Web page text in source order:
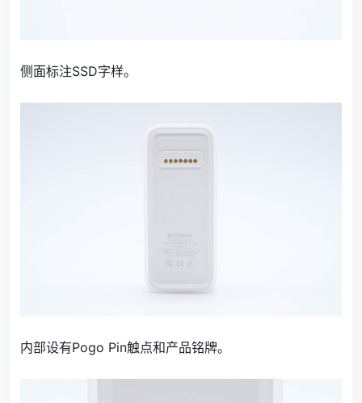
侧面标注SSD字样。
内部设有Pogo Pin触点和产品铭牌。